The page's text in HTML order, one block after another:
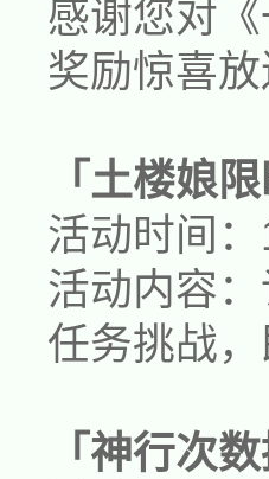
感谢您对
奖励惊喜放
「 土楼娘
活动时间：
活动内容
任务挑战
「神行次